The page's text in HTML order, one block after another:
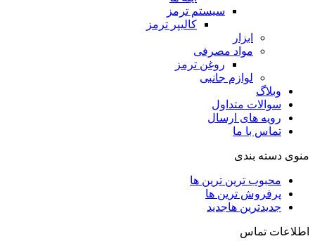
سیستم ترمز
کالیپر ترمز
ابزار
مواد مصرفی
روغن ترمز
لوازم جانبی
وبلاگ
سوالات متداول
رویه های ارسال
تماس با ما
منوی دسته بندی
محبوب ترین ترین ها
پرفروش ترین ها
جدیدترین هاجدید
اطلاعات تماس